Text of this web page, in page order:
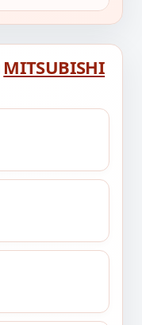
MITSUBISHI